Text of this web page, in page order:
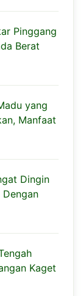
Pinggang
Berat
yang
Manfaat
Dingin
Dengan
Kaget